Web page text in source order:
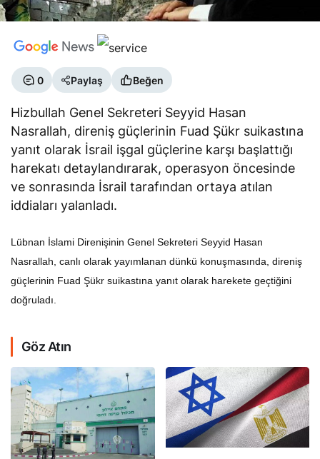
0 Paylaş Beğen
Hizbullah Genel Sekreteri Seyyid Hasan
Nasrallah, direniş güçlerinin Fuad Şükr suikastına
yanıt olarak İsrail işgal güçlerine karşı başlattığı
harekatı detaylandırarak, operasyon öncesinde
ve sonrasında İsrail tarafından ortaya atılan
iddiaları yalanladı.
Lübnan İslami Direnişinin Genel Sekreteri Seyyid Hasan
Nasrallah, canlı olarak yayımlanan dünkü konuşmasında, direniş
güçlerinin Fuad Şükr suikastına yanıt olarak harekete geçtiğini
doğruladı.
Göz Atın